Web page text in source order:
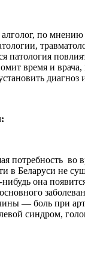
по
патология
время и
диагноз
потребность во
в Беларуси не
нибудь она
— боль при
синдром,